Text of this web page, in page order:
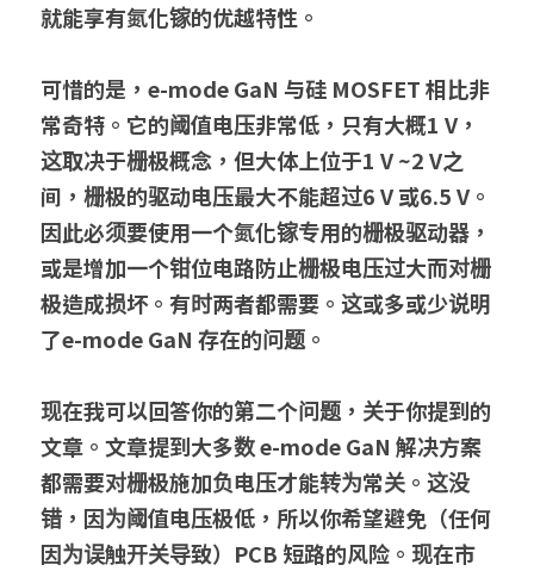
就能享有氮化镓的优越特性。
可惜的是，e-mode GaN 与硅 MOSFET 相比非
常奇特。它的阈值电压非常低，只有大概1 V，
这取决于栅极概念，但大体上位于1 V ~2 V之
间，栅极的驱动电压最大不能超过6 V 或6.5 V。
因此必须要使用一个氮化镓专用的栅极驱动器，
或是增加一个钳位电路防止栅极电压过大而对栅
极造成损坏。有时两者都需要。这或多或少说明
了e-mode GaN 存在的问题。
现在我可以回答你的第二个问题，关于你提到的
文章。文章提到大多数 e-mode GaN 解决方案
都需要对栅极施加负电压才能转为常关。这没
错，因为阈值电压极低，所以你希望避免（任何
因为误触开关导致）PCB 短路的风险。现在市